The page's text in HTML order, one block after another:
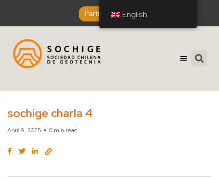
Partner Entry
sochige charla 4
April 9, 2025 0 min read
English
English